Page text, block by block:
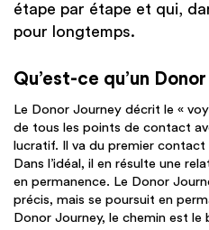
étape par étape et qui,
pour longtemps.
Qu’est-ce qu’un
Le Donor Journey décrit le «
de tous les points de contact
lucratif. Il va du premier
Dans l’idéal, il en résulte une
en permanence. Le Donor
précis, mais se poursuit en
Donor Journey, le chemin est le